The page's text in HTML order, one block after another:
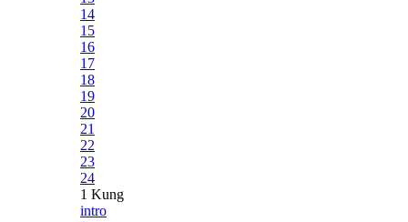
14
15
16
17
18
19
20
21
22
23
24
1 Kung
intro